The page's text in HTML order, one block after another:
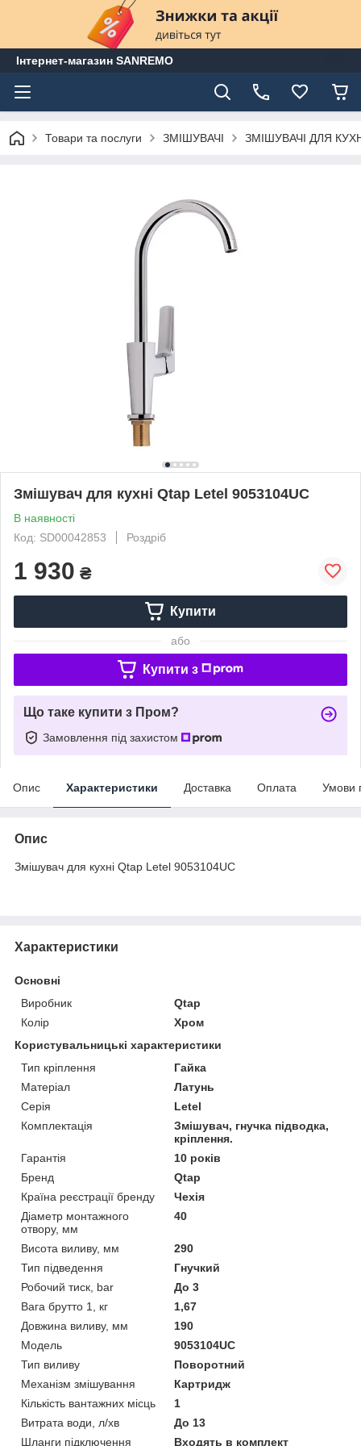
Інтернет-магазин SANREMO
Товари та послуги ЗМІШУВАЧІ ЗМІШУВАЧІ ДЛЯ
Змішувач для кухні Qtap Letel 9053104UC
В наявності
Код: SD00042853
Роздріб
1 930 ₴
Купити
або
Купити з
Що таке купити з Пром?
Замовлення під захистом
Опис Характеристики Доставка Оплата Умови
Опис
Змішувач для кухні Qtap Letel 9053104UC
Характеристики
Основні
Виробник
Qtap
Колір
Хром
Користувальницькі характеристики
Тип кріплення
Гайка
Матеріал
Латунь
Серія
Letel
Комплектація
Змішувач, гнучка підводка,
кріплення.
Гарантія
10 років
Бренд
Qtap
Країна реєстрації бренду
Чехія
Діаметр монтажного
отвору, мм
40
Висота виливу, мм
290
Тип підведення
Гнучкий
Робочий тиск, bar
До 3
Вага брутто 1, кг
1,67
Довжина виливу, мм
190
Модель
9053104UC
Тип виливу
Поворотний
Механізм змішування
Картридж
Кількість вантажних місць
1
Витрата води, л/хв
До 13
Шланги підключення
Входять в комплект